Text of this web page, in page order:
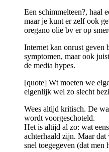
Een schimmelteen?, haal
maar je kunt er zelf ook
oregano olie bv er op
Internet kan onrust geven
symptomen, maar ook
de media hypes.
[quote] Wt moeten we
eigenlijk wel zo slecht
Wees altijd kritisch. De
wordt voorgeschoteld.
Het is altijd al zo: wat
achterhaald zijn. Maar
snel toegegeven (dat men